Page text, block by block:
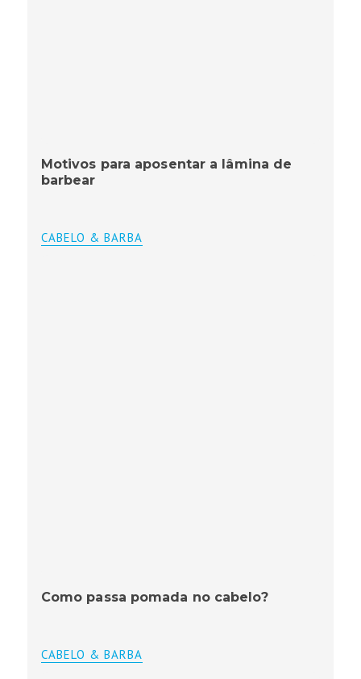
Motivos para aposentar a lâmina de
barbear
CABELO & BARBA
Como passa pomada no cabelo?
CABELO & BARBA